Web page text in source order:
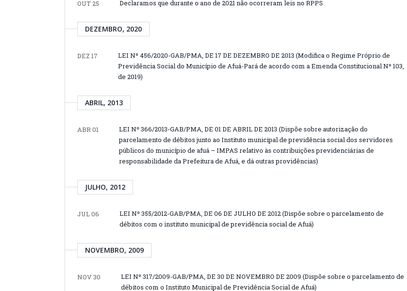
OUT 25 Declaramos que durante o ano de 2021 não ocorreram leis no RPPS
DEZEMBRO, 2020
DEZ 17
LEI Nº 456/2020-GAB/PMA, DE 17 DE DEZEMBRO DE 2013 (Modifica o Regime Próprio de
Previdência Social do Município de Afuá-Pará de acordo com a Emenda Constitucional Nº 103,
de 2019)
ABRIL, 2013
ABR 01
LEI Nº 366/2013-GAB/PMA, DE 01 DE ABRIL DE 2013 (Dispõe sobre autorização do
parcelamento de débitos junto ao Instituto municipal de previdência social dos servidores
públicos do município de afuá – IMPAS relativo às contribuições previdenciárias de
responsabilidade da Prefeitura de Afuá, e dá outras providências)
JULHO, 2012
JUL 06
LEI Nº 355/2012-GAB/PMA, DE 06 DE JULHO DE 2012 (Dispõe sobre o parcelamento de
débitos com o instituto municipal de previdência social de Afuá)
NOVEMBRO, 2009
NOV 30
LEI Nº 317/2009-GAB/PMA, DE 30 DE NOVEMBRO DE 2009 (Dispõe sobre o parcelamento de
débitos com o Instituto Municipal de Previdência Social de Afuá)